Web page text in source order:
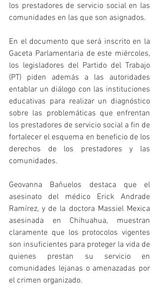
los prestadores de servicio social en las
comunidades en las que son asignados.
En el documento que será inscrito en la
Gaceta Parlamentaria de este miércoles,
los legisladores del Partido del Trabajo
(PT) piden además a las autoridades
entablar un diálogo con las instituciones
educativas para realizar un diagnóstico
sobre las problemáticas que enfrentan
los prestadores de servicio social a fin de
fortalecer el esquema en beneficio de los
derechos de los prestadores y las
comunidades.
Geovanna Bañuelos destaca que el
asesinato del médico Erick Andrade
Ramírez, y de la doctora Massiel Mexica
asesinada en Chihuahua, muestran
claramente que los protocolos vigentes
son insuficientes para proteger la vida de
quienes prestan su servicio en
comunidades lejanas o amenazadas por
el crimen organizado.